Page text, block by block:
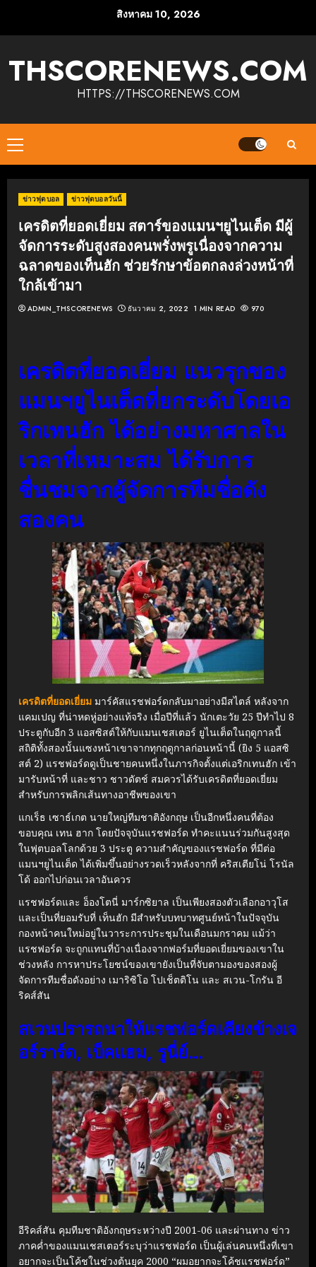
สิงหาคม 10, 2026
THSCORENEWS.COM
HTTPS://THSCORENEWS.COM
Primary
Menu
ข่าวฟุตบอล ข่าวฟุตบอลวันนี้
เครดิตที่ยอดเยี่ยม สตาร์ของแมนฯยูไนเต็ด มีผู้
จัดการระดับสูงสองคนพรั่งพรูเนื่องจากความ
ฉลาดของเท็นฮัก ช่วยรักษาข้อตกลงล่วงหน้าที่
ใกล้เข้ามา
ADMIN_THSCORENEWS ธันวาคม 2, 2022 1 MIN READ 970
เครดิตที่ยอดเยี่ยม แนวรุกของ
แมนฯยูไนเต็ดที่ยกระดับโดยเอ
ริกเทนฮัก ได้อย่างมหาศาลใน
เวลาที่เหมาะสม ได้รับการ
ชื่นชมจากผู้จัดการทีมชื่อดัง
สองคน
เครดิตที่ยอดเยี่ยม มาร์คัสแรชฟอร์ดกลับมาอย่างมีสไตล์ หลังจาก
แคมเปญ ที่น่าหดหู่อย่างแท้จริง เมื่อปีที่แล้ว นักเตะวัย 25 ปีทำไป 8
ประตูกับอีก 3 แอสซิสต์ให้กับแมนเชสเตอร์ ยูไนเต็ดในฤดูกาลนี้
สถิติทั้งสองนั้นแซงหน้าเขาจากทุกฤดูกาลก่อนหน้านี้ (ยิง 5 แอสซิ
สต์ 2) แรชฟอร์ดดูเป็นชายคนหนึ่งในภารกิจตั้งแต่เอริกเทนฮัก เข้า
มารับหน้าที่ และชาว ชาวดัตช์ สมควรได้รับเครดิตที่ยอดเยี่ยม
สำหรับการพลิกเส้นทางอาชีพของเขา
แกเร็ธ เซาธ์เกต นายใหญ่ทีมชาติอังกฤษ เป็นอีกหนึ่งคนที่ต้อง
ขอบคุณ เทน ฮาก โดยปัจจุบันแรชฟอร์ด ทำคะแนนร่วมกันสูงสุด
ในฟุตบอลโลกด้วย 3 ประตู ความสำคัญของแรชฟอร์ด ที่มีต่อ
แมนฯยูไนเต็ด ได้เพิ่มขึ้นอย่างรวดเร็วหลังจากที่ คริสเตียโน่ โรนัล
โด้ ออกไปก่อนเวลาอันควร
แรชฟอร์ดและ อ็องโตนี่ มาร์กซิยาล เป็นเพียงสองตัวเลือกอาวุโส
และเป็นที่ยอมรับที่ เท็นฮัก มีสำหรับบทบาทศูนย์หน้าในปัจจุบัน
กองหน้าคนใหม่อยู่ในวาระการประชุมในเดือนมกราคม แม้ว่า
แรชฟอร์ด จะถูกแทนที่บ้างเนื่องจากฟอร์มที่ยอดเยี่ยมของเขาใน
ช่วงหลัง การหาประโยชน์ของเขายังเป็นที่จับตามองของสองผู้
จัดการทีมชื่อดังอย่าง เมาริซิโอ โปเช็ตติโน และ สเวน-โกรัน อี
ริคส์สัน
สเวนปรารถนาให้แรชฟอร์ดเคียงข้างเจ
อร์ราร์ด, เบ็คแฮม, รูนี่ย์…
อีริคส์สัน คุมทีมชาติอังกฤษระหว่างปี 2001-06 และผ่านทาง ข่าว
ภาคค่ำของแมนเชสเตอร์ระบุว่าแรชฟอร์ด เป็นผู้เล่นคนหนึ่งที่เขา
อยากจะเป็นโค้ชในช่วงต้นยุค 2000 “ผมอยากจะโค้ชแรชฟอร์ด”